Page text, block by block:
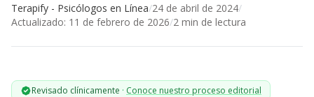
Terapify - Psicólogos en Línea/24 de abril de 2024/
Actualizado: 11 de febrero de 2026/2 min de lectura
Revisado clínicamente · Conoce nuestro proceso editorial